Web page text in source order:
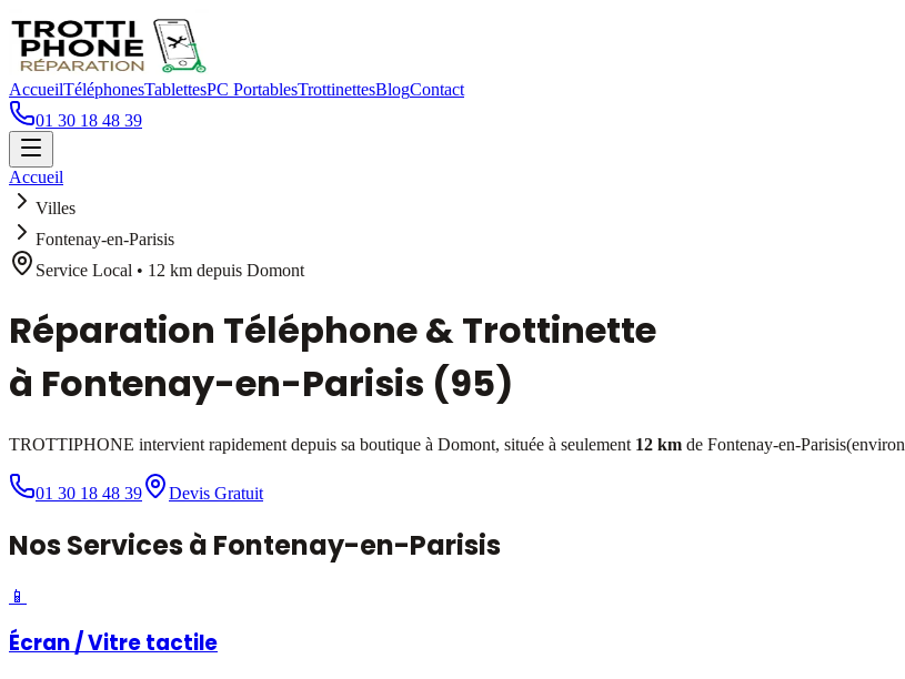
AccueilTéléphonesTablettesPC PortablesTrottinettesBlogContact
01 30 18 48 39
Accueil
Villes
Fontenay-en-Parisis
Service Local • 12 km depuis Domont
Réparation Téléphone & Trottinette
à Fontenay-en-Parisis (95)
TROTTIPHONE intervient rapidement depuis sa boutique à Domont, située à seulement 12 km de Fontenay-en-Parisis(environ
01 30 18 48 39 Devis Gratuit
NosServicesà Fontenay-en-Parisis
📱
Écran / Vitre tactile